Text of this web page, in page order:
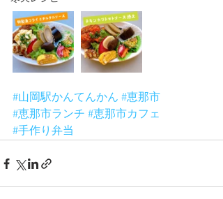
#山岡駅かんてんかん #恵那市
#恵那市ランチ #恵那市カフェ
#手作り弁当